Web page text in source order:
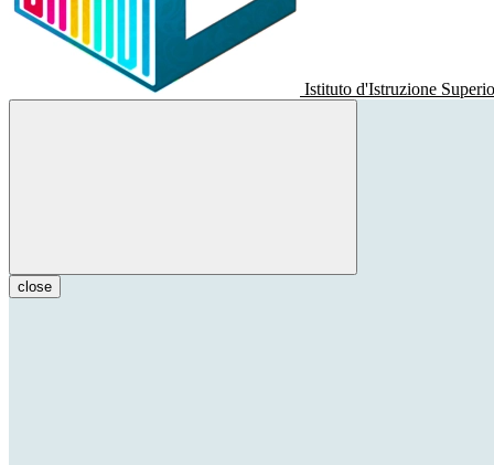
Istituto d'Istruzione
close